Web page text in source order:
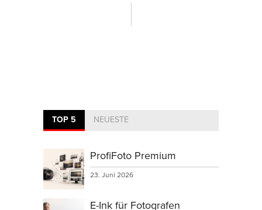
TOP 5 NEUESTE
ProfiFoto Premium
23. Juni 2026
E-Ink für Fotografen